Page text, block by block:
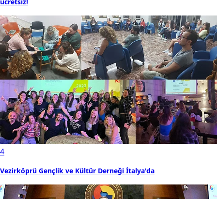
4
Vezirköprü Gençlik ve Kültür Derneği İtalya'da